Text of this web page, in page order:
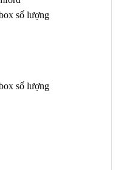
số lượng
số lượng